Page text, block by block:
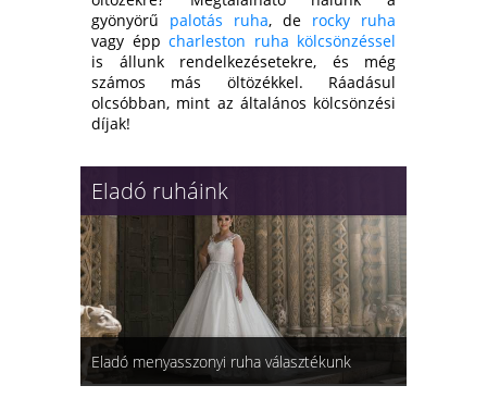
gyönyörű palotás ruha, de rocky ruha
vagy épp charleston ruha kölcsönzéssel
is állunk rendelkezésetekre, és még
számos más öltözékkel. Ráadásul
olcsóbban, mint az általános kölcsönzési
díjak!
Eladó ruháink
Eladó menyasszonyi ruha választékunk